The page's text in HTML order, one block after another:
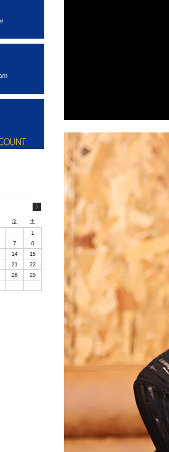
金
土
1
7
8
14
15
21
22
28
29